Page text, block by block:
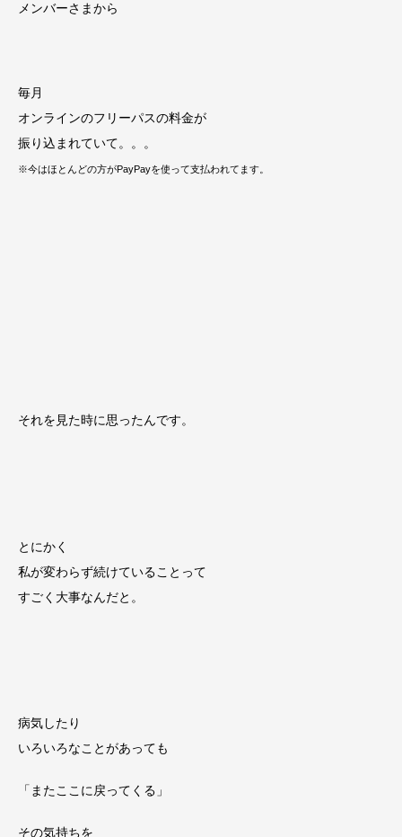
メンバーさまから
毎月
オンラインのフリーパスの料金が
振り込まれていて。。。
※今はほとんどの方がPayPayを使って支払われてます。
それを見た時に思ったんです。
とにかく
私が変わらず続けていることって
すごく大事なんだと。
病気したり
いろいろなことがあっても
「またここに戻ってくる」
その気持ちを